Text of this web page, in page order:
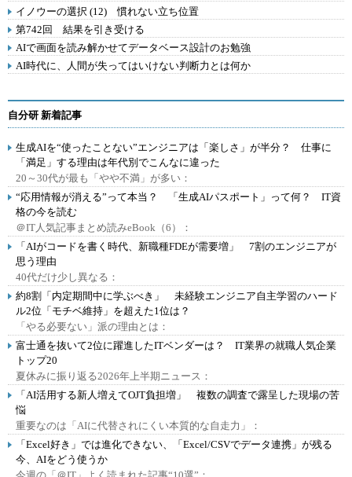
イノウーの選択 (12) 慣れない立ち位置
第742回 結果を引き受ける
AIで画面を読み解かせてデータベース設計のお勉強
AI時代に、人間が失ってはいけない判断力とは何か
自分研 新着記事
生成AIを“使ったことない”エンジニアは「楽しさ」が半分？ 仕事に
「満足」する理由は年代別でこんなに違った
20～30代が最も「やや不満」が多い：
“応用情報が消える”って本当？ 「生成AIパスポート」って何？ IT資
格の今を読む
＠IT人気記事まとめ読みeBook（6）：
「AIがコードを書く時代、新職種FDEが需要増」 7割のエンジニアが
思う理由
40代だけ少し異なる：
約8割「内定期間中に学ぶべき」 未経験エンジニア自主学習のハード
ル2位「モチベ維持」を超えた1位は？
「やる必要ない」派の理由とは：
富士通を抜いて2位に躍進したITベンダーは？ IT業界の就職人気企業
トップ20
夏休みに振り返る2026年上半期ニュース：
「AI活用する新人増えてOJT負担増」 複数の調査で露呈した現場の苦
悩
重要なのは「AIに代替されにくい本質的な自走力」：
「Excel好き」では進化できない、「Excel/CSVでデータ連携」が残る
今、AIをどう使うか